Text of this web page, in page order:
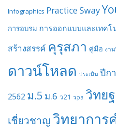
Infographics Practice Sway
การอบรม การออกแบบและเทคโ
สร้างสรรค์ คุรุสภา คู่มือ งา
ดาวน์โหลด ประเมิน ปีก
2562 ม.5 ม.6 ว21 วpa วิทย
เชี่ยวชาญวิทยากา